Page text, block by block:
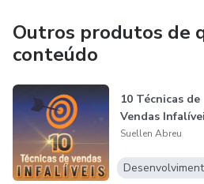
Outros produtos de
conteúdo
10 Técnicas de
Vendas
Suellen Abreu